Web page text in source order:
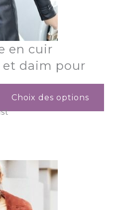
en cuir
daim pour
Choix des options